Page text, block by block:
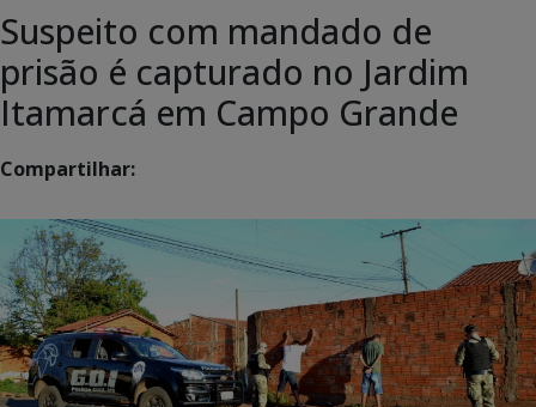
Suspeito com mandado de
prisão é capturado no Jardim
Itamarcá em Campo Grande
Compartilhar: